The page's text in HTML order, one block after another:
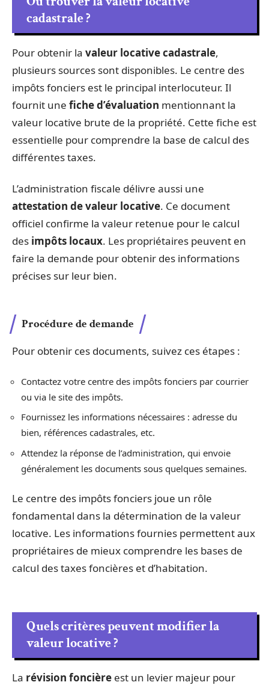
cadastrale ?
Pour obtenir la valeur locative cadastrale,
plusieurs sources sont disponibles. Le centre des
impôts fonciers est le principal interlocuteur. Il
fournit une fiche d’évaluation mentionnant la
valeur locative brute de la propriété. Cette fiche est
essentielle pour comprendre la base de calcul des
différentes taxes.
L’administration fiscale délivre aussi une
attestation de valeur locative. Ce document
officiel confirme la valeur retenue pour le calcul
des impôts locaux. Les propriétaires peuvent en
faire la demande pour obtenir des informations
précises sur leur bien.
Procédure de demande
Pour obtenir ces documents, suivez ces étapes :
Contactez votre centre des impôts fonciers par courrier
ou via le site des impôts.
Fournissez les informations nécessaires : adresse du
bien, références cadastrales, etc.
Attendez la réponse de l’administration, qui envoie
généralement les documents sous quelques semaines.
Le centre des impôts fonciers joue un rôle
fondamental dans la détermination de la valeur
locative. Les informations fournies permettent aux
propriétaires de mieux comprendre les bases de
calcul des taxes foncières et d’habitation.
Quels critères peuvent modifier la
valeur locative ?
La révision foncière est un levier majeur pour